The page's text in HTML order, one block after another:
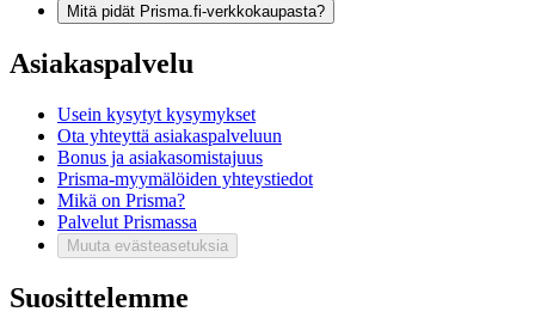
Mitä pidät Prisma.fi-verkkokaupasta?
Asiakaspalvelu
Usein kysytyt kysymykset
Ota yhteyttä asiakaspalveluun
Bonus ja asiakasomistajuus
Prisma-myymälöiden yhteystiedot
Mikä on Prisma?
Palvelut Prismassa
Muuta evästeasetuksia
Suosittelemme